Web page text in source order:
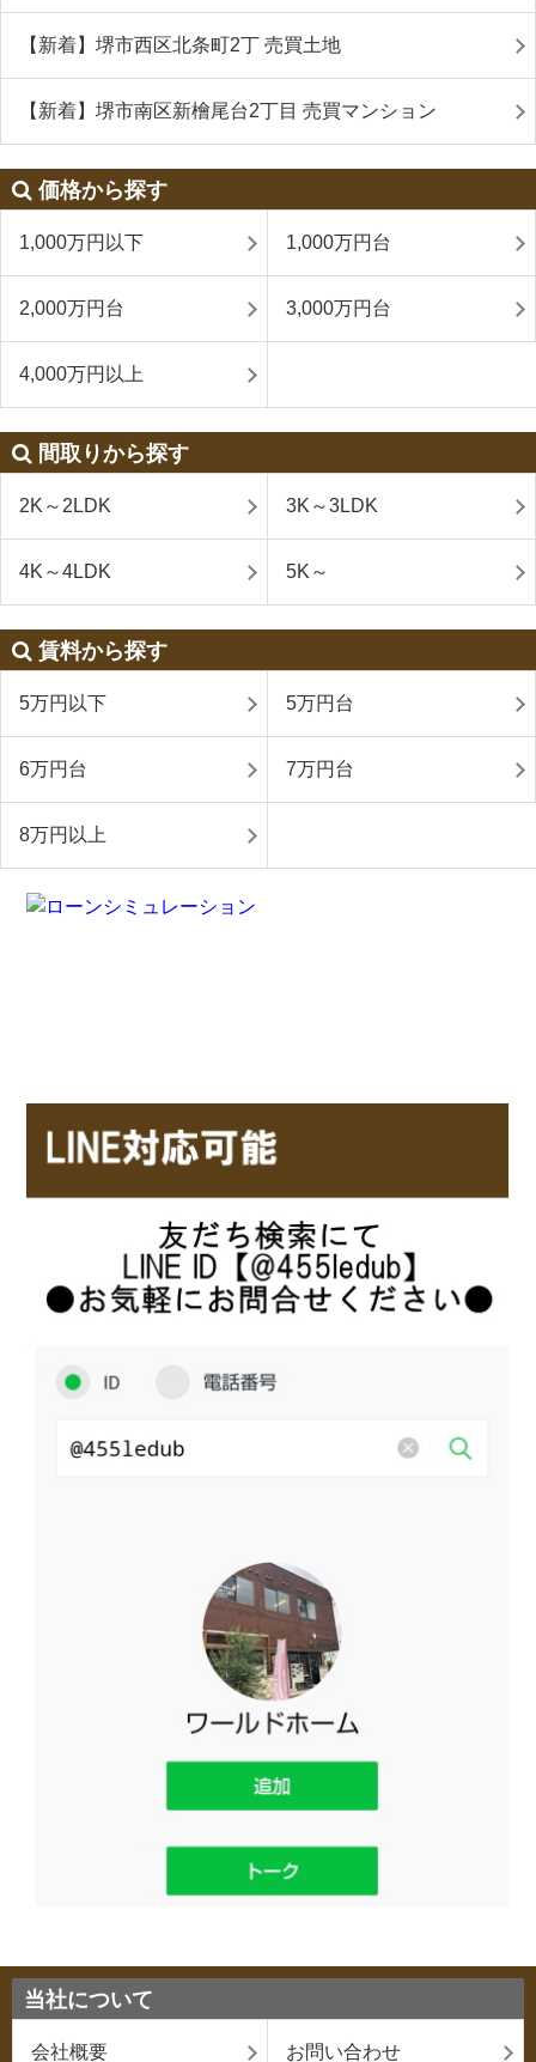
【新着】堺市西区北条町2丁 売買土地
【新着】堺市南区新檜尾台2丁目 売買マンション
価格から探す
1,000万円以下 1,000万円台
2,000万円台 3,000万円台
4,000万円以上
間取りから探す
2K～2LDK 3K～3LDK
4K～4LDK 5K～
賃料から探す
5万円以下 5万円台
6万円台 7万円台
8万円以上
当社について
会社概要 お問い合わせ